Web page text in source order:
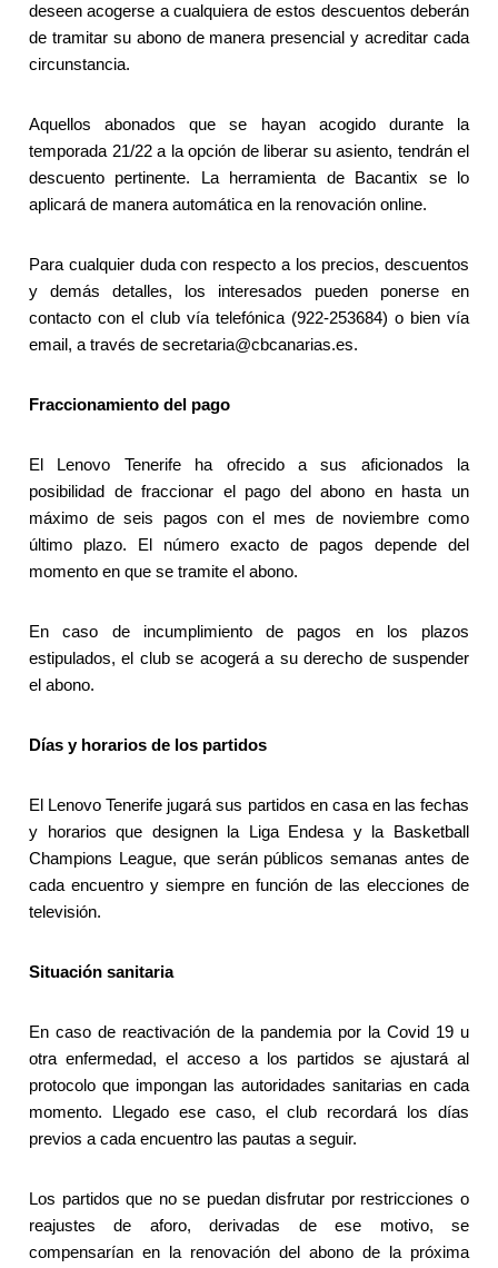
deseen acogerse a cualquiera de estos descuentos deberán
de tramitar su abono de manera presencial y acreditar cada
circunstancia.
Aquellos abonados que se hayan acogido durante la
temporada 21/22 a la opción de liberar su asiento, tendrán el
descuento pertinente. La herramienta de Bacantix se lo
aplicará de manera automática en la renovación online.
Para cualquier duda con respecto a los precios, descuentos
y demás detalles, los interesados pueden ponerse en
contacto con el club vía telefónica (922-253684) o bien vía
email, a través de secretaria@cbcanarias.es.
Fraccionamiento del pago
El Lenovo Tenerife ha ofrecido a sus aficionados la
posibilidad de fraccionar el pago del abono en hasta un
máximo de seis pagos con el mes de noviembre como
último plazo. El número exacto de pagos depende del
momento en que se tramite el abono.
En caso de incumplimiento de pagos en los plazos
estipulados, el club se acogerá a su derecho de suspender
el abono.
Días y horarios de los partidos
El Lenovo Tenerife jugará sus partidos en casa en las fechas
y horarios que designen la Liga Endesa y la Basketball
Champions League, que serán públicos semanas antes de
cada encuentro y siempre en función de las elecciones de
televisión.
Situación sanitaria
En caso de reactivación de la pandemia por la Covid 19 u
otra enfermedad, el acceso a los partidos se ajustará al
protocolo que impongan las autoridades sanitarias en cada
momento. Llegado ese caso, el club recordará los días
previos a cada encuentro las pautas a seguir.
Los partidos que no se puedan disfrutar por restricciones o
reajustes de aforo, derivadas de ese motivo, se
compensarían en la renovación del abono de la próxima